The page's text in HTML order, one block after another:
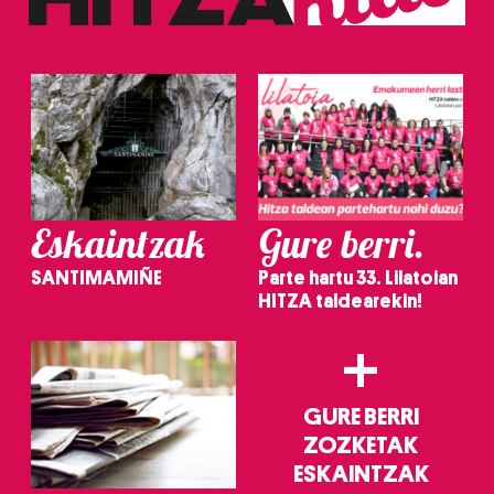
Eskaintzak
SANTIMAMIÑE
Gure berri.
Parte hartu 33. Lilatoian
HITZA taldearekin!
+
GURE BERRI
ZOZKETAK
ESKAINTZAK